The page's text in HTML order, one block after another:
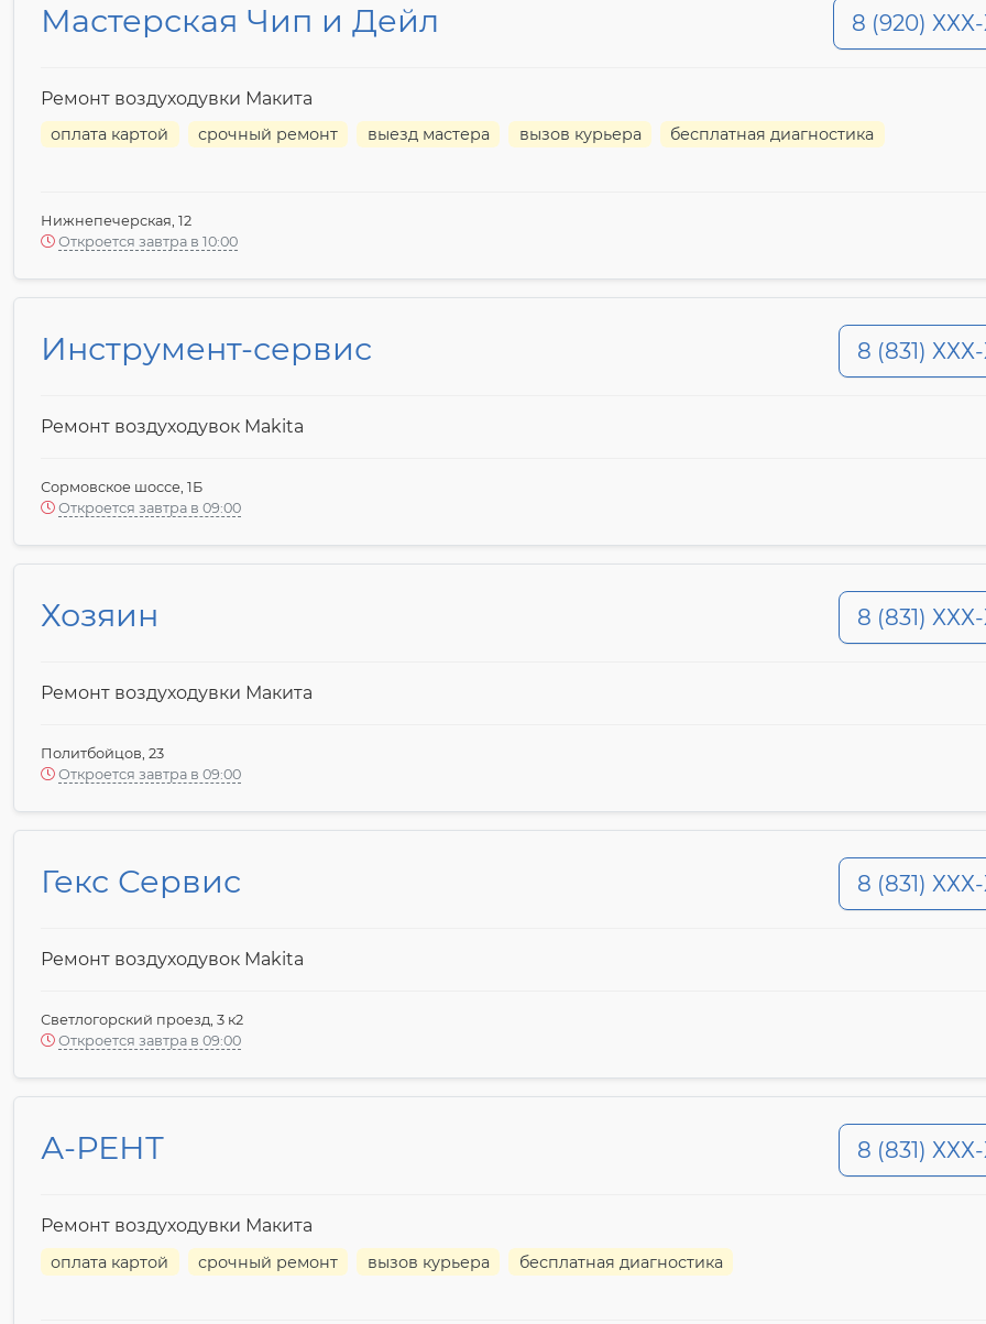
Мастерская Чип и Дейл 8 (920) ХХХ-
Ремонт воздуходувки Макита
оплата картой срочный ремонт выезд мастера вызов курьера бесплатная диагностика
Нижнепечерская, 12
Откроется завтра в 10:00
Инструмент-сервис 8 (831)
Ремонт воздуходувок Makita
Сормовское шоссе, 1Б
Откроется завтра в 09:00
Хозяин 8 (831)
Ремонт воздуходувки Макита
Политбойцов, 23
Откроется завтра в 09:00
Гекс Сервис 8 (831)
Ремонт воздуходувок Makita
Светлогорский проезд, 3 к2
Откроется завтра в 09:00
А-РЕНТ 8 (831)
Ремонт воздуходувки Макита
оплата картой срочный ремонт вызов курьера бесплатная диагностика